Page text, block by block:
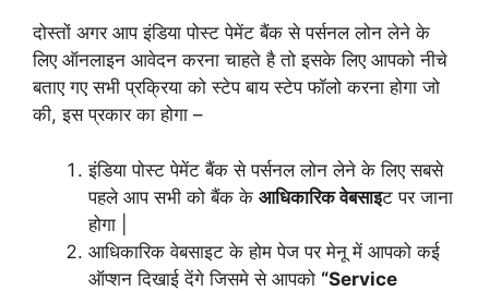
दोस्तों अगर आप इंडिया पोस्ट पेमेंट बैंक से पर्सनल लोन लेने के
लिए ऑनलाइन आवेदन करना चाहते है तो इसके लिए आपको नीचे
बताए गए सभी प्रक्रिया को स्टेप बाय स्टेप फॉलो करना होगा जो
की, इस प्रकार का होगा –
इंडिया पोस्ट पेमेंट बैंक से पर्सनल लोन लेने के लिए सबसे
पहले आप सभी को बैंक के आधिकारिक वेबसाइट पर जाना
होगा |
आधिकारिक वेबसाइट के होम पेज पर मेनू में आपको कई
ऑप्शन दिखाई देंगे जिसमे से आपको “Service